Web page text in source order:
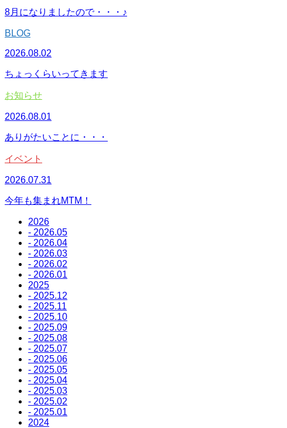
8月になりましたので・・・♪
BLOG
2026.08.02
ちょっくらいってきます
お知らせ
2026.08.01
ありがたいことに・・・
イベント
2026.07.31
今年も集まれMTM！
2026
- 2026.05
- 2026.04
- 2026.03
- 2026.02
- 2026.01
2025
- 2025.12
- 2025.11
- 2025.10
- 2025.09
- 2025.08
- 2025.07
- 2025.06
- 2025.05
- 2025.04
- 2025.03
- 2025.02
- 2025.01
2024